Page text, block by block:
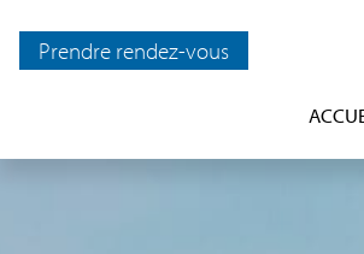
Prendre rendez-vous